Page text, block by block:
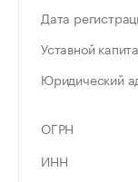
Дата
Уставной
Юридический
ОГРН
ИНН